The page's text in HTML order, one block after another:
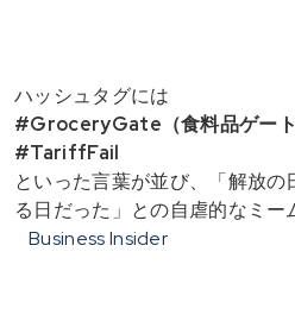
ハッシュタグには
#GroceryGate（食料品ゲート
#TariffFail
といった言葉が並び、「解放
る日だった」との自虐的なミー
Business Insider